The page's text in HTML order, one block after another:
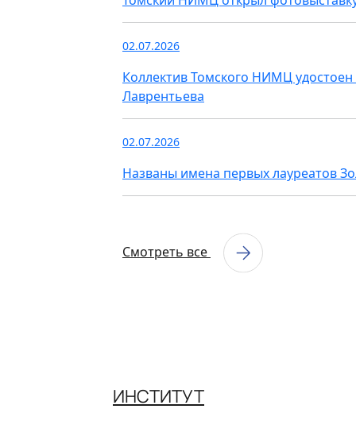
02.07.2026
Коллектив Томского НИМЦ
Лаврентьева
02.07.2026
Названы имена первых лауреатов
Смотреть все
ИНСТИТУТ